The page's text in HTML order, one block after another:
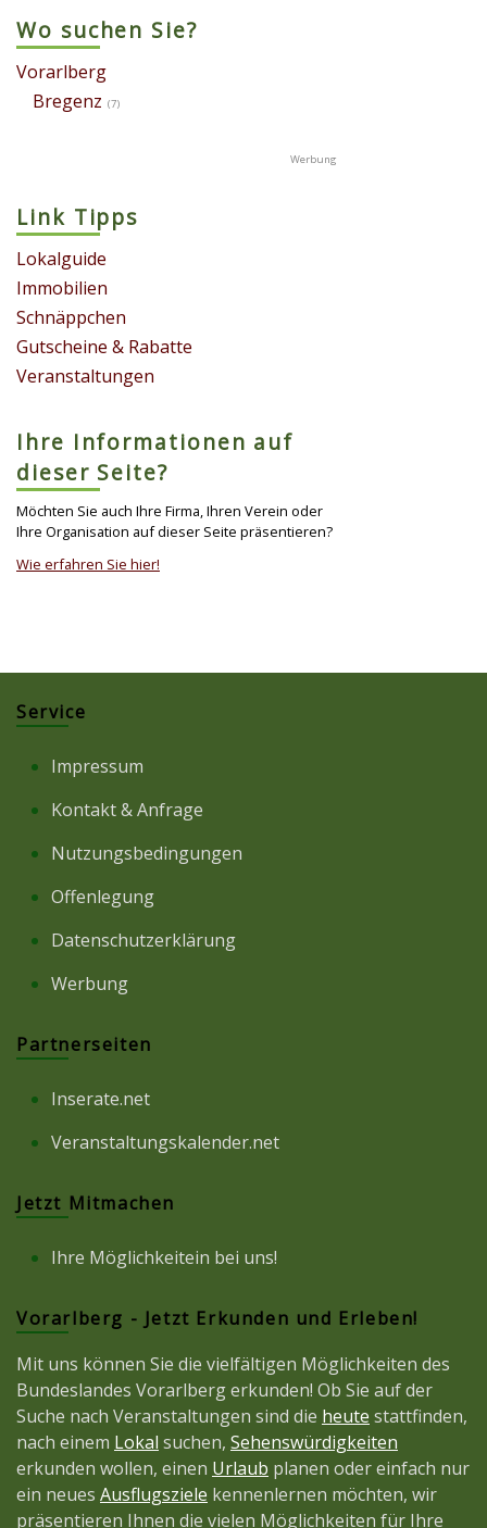
Wo suchen Sie?
Vorarlberg
Bregenz (7)
Link Tipps
Lokalguide
Immobilien
Schnäppchen
Gutscheine & Rabatte
Veranstaltungen
Ihre Informationen auf
dieser Seite?
Möchten Sie auch Ihre Firma, Ihren Verein oder
Ihre Organisation auf dieser Seite präsentieren?
Wie erfahren Sie hier!
Service
Impressum
Kontakt & Anfrage
Nutzungsbedingungen
Offenlegung
Datenschutzerklärung
Werbung
Partnerseiten
Inserate.net
Veranstaltungskalender.net
Jetzt Mitmachen
Ihre Möglichkeitein bei uns!
Vorarlberg - Jetzt Erkunden und Erleben!
Mit uns können Sie die vielfältigen Möglichkeiten des
Bundeslandes Vorarlberg erkunden! Ob Sie auf der
Suche nach Veranstaltungen sind die heute stattfinden,
nach einem Lokal suchen, Sehenswürdigkeiten
erkunden wollen, einen Urlaub planen oder einfach nur
ein neues Ausflugsziele kennenlernen möchten, wir
präsentieren Ihnen die vielen Möglichkeiten für Ihre